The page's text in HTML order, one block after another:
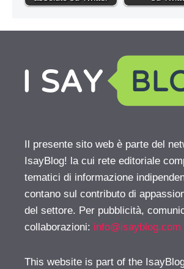
Il presente sito web è parte del
IsayBlog! la cui rete editoriale
tematici di informazione
contano sul contributo di
del settore. Per pubblicità,
collaborazioni: info@isayblog.com
This website is part of the